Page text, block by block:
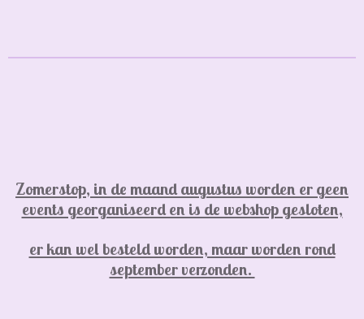
Zomerstop, in de maand augustus worden er geen
events georganiseerd en is de webshop gesloten,
er kan wel besteld worden, maar worden rond
september verzonden.